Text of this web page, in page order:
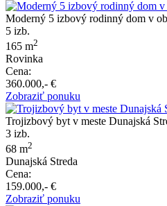
Moderný 5 izbový rodinný dom v
5 izb.
165 m2
Rovinka
Cena:
360.000,- €
Zobraziť ponuku
Trojizbový byt v meste Dunajská
3 izb.
68 m2
Dunajská Streda
Cena:
159.000,- €
Zobraziť ponuku